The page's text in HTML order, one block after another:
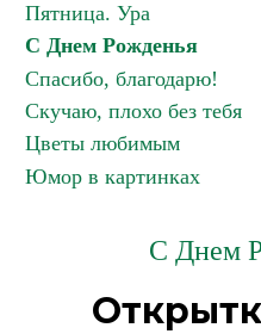
Пятница. Ура
С Днем Рожденья
Спасибо, благодарю!
Скучаю, плохо без тебя
Цветы любимым
Юмор в картинках
С Днем